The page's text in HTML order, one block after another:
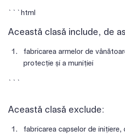
```html
Această clasă include, de
fabricarea armelor de
protecție și a muniției
```
Această clasă exclude:
fabricarea capselor de inițiere,